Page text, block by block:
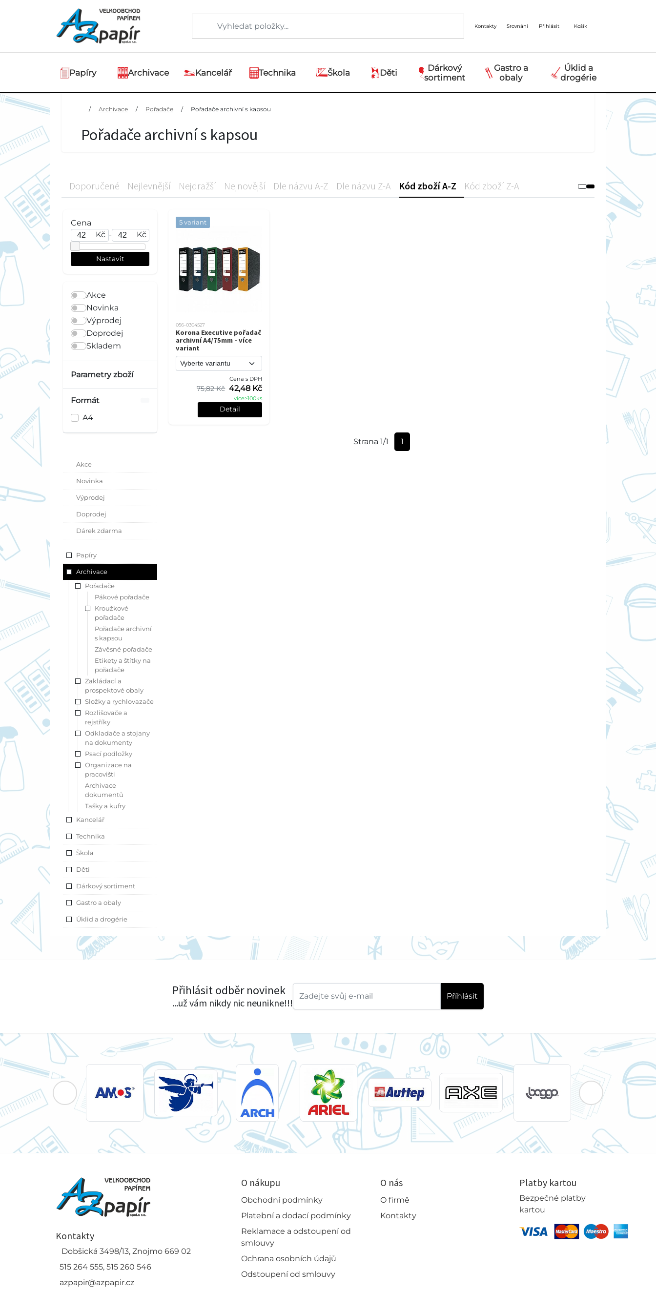
Kontakty Srovnání Přihlásit Košík
Papíry Archivace Kancelář Technika Škola Děti
Dárkový
sortiment
Gastro a
obaly
Úklid a
drogérie
/ Archivace / Pořadače / Pořadače archivní s kapsou
Pořadače archivní s kapsou
Doporučené Nejlevnější Nejdražší Nejnovější Dle názvu A-Z Dle názvu Z-A Kód zboží A-Z Kód zboží Z-A
Cena
Kč - Kč
Akce
Novinka
Výprodej
Doprodej
Skladem
Parametry zboží
Formát
A4
Akce
Novinka
Výprodej
Doprodej
Dárek zdarma
Papíry
Archivace
Pořadače
Pákové pořadače
Kroužkové
pořadače
Pořadače archivní
s kapsou
Závěsné pořadače
Etikety a štítky na
pořadače
Zakládací a
prospektové obaly
Složky a rychlovazače
Rozlišovače a
rejstříky
Odkladače a stojany
na dokumenty
Psací podložky
Organizace na
pracovišti
Archivace
dokumentů
Tašky a kufry
Kancelář
Technika
Škola
Děti
Dárkový sortiment
Gastro a obaly
Úklid a drogérie
5 variant
056-0304527
Korona Executive pořadač
archivní A4/75mm - více
variant
Cena s DPH
75,82 Kč 42,48 Kč
více>100ks
Detail
Strana 1/1 1
Přihlásit odběr novinek
...už vám nikdy nic neunikne!!!
Příhlásit
Kontakty
Dobšická 3498/13, Znojmo 669 02
515 264 555, 515 260 546
azpapir@azpapir.cz
O nákupu
Obchodní podmínky
Platební a dodací podmínky
Reklamace a odstoupení od
smlouvy
Ochrana osobních údajů
Odstoupení od smlouvy
O nás
O firmě
Kontakty
Platby kartou
Bezpečné platby
kartou